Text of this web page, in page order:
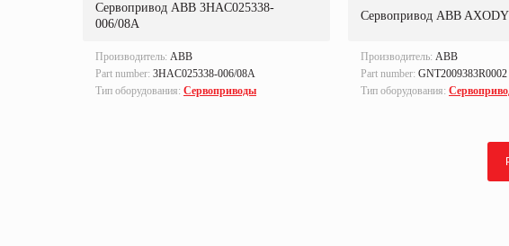
Сервопривод ABB 3HAC025338-
006/08A
Производитель: ABB
Part number: 3HAC025338-006/08A
Тип оборудования: Сервоприводы
Сервопривод ABB
Производитель: ABB
Part number: GNT2009383R0002
Тип оборудования: